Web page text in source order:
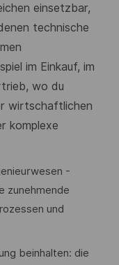
einsetzbar,
technische
im Einkauf, im
wo du
wirtschaftlichen
komplexe
-
zunehmende
und
beinhalten: die